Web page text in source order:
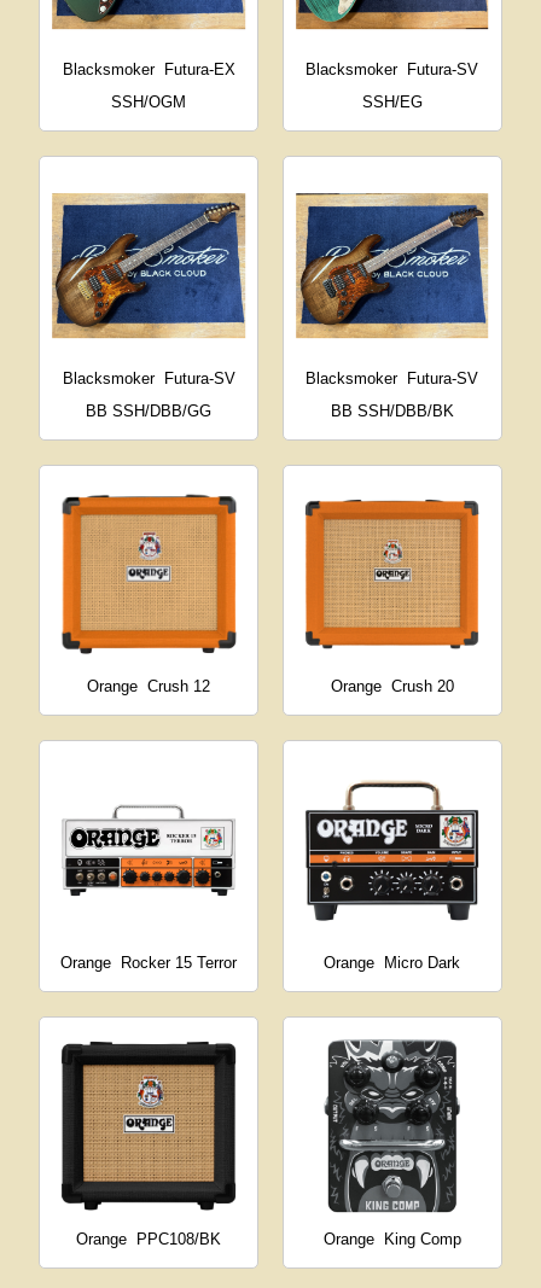
Blacksmoker
Futura-EX
SSH/OGM
Blacksmoker
Futura-SV
SSH/EG
Blacksmoker
Futura-SV
BB SSH/DBB/GG
Blacksmoker Futura-SV
BB SSH/DBB/BK
Orange Crush 12 Orange Crush 20
Orange Rocker 15 Terror Orange Micro Dark
Orange PPC108/BK Orange King Comp